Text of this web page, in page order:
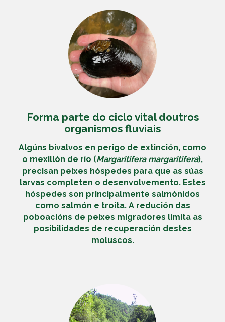
Forma parte do ciclo vital doutros
organismos fluviais
Algúns bivalvos en perigo de extinción, como
o mexillón de río (Margaritifera margaritifera),
precisan peixes hóspedes para que as súas
larvas completen o desenvolvemento. Estes
hóspedes son principalmente salmónidos
como salmón e troita. A redución das
poboacións de peixes migradores limita as
posibilidades de recuperación destes
moluscos.